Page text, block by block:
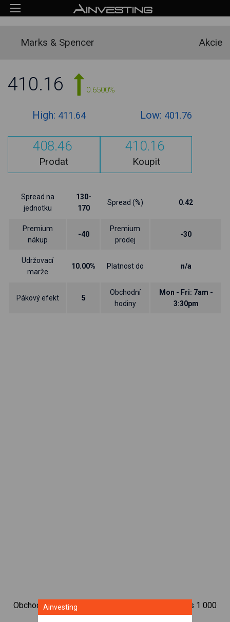
Marks & Spencer Akcie
410.16 0.6500%
High: 411.64 Low: 401.76
408.46
Prodat
410.16
Koupit
Spread na
jednotku
130-
170
Spread (%) 0.42
Premium
nákup
-40
Premium
prodej
-30
Udržovací
marže
10.00% Platnost do n/a
Pákový efekt 5
Obchodní
hodiny
Mon - Fri: 7am -
3:30pm
Obchodujte na obchodní platformě Ainvesting přes 1 000
mezinárodních akcií.
Ainvesting